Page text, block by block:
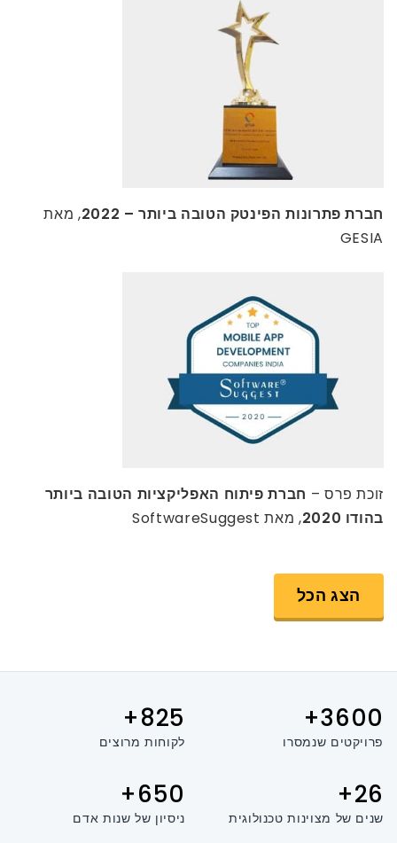
חברת פתרונות הפינטק הטובה ביותר – 2022
, מאת
GESIA
זוכת פרס – חברת פיתוח האפליקציות הטובה ביותר
בהודו 2020
, מאת SoftwareSuggest
הצג הכל
3600+
פרויקטים שנמסרו
825+
לקוחות מרוצים
26+
שנים של מצוינות טכנולוגית
650+
ניסיון של שנות אדם